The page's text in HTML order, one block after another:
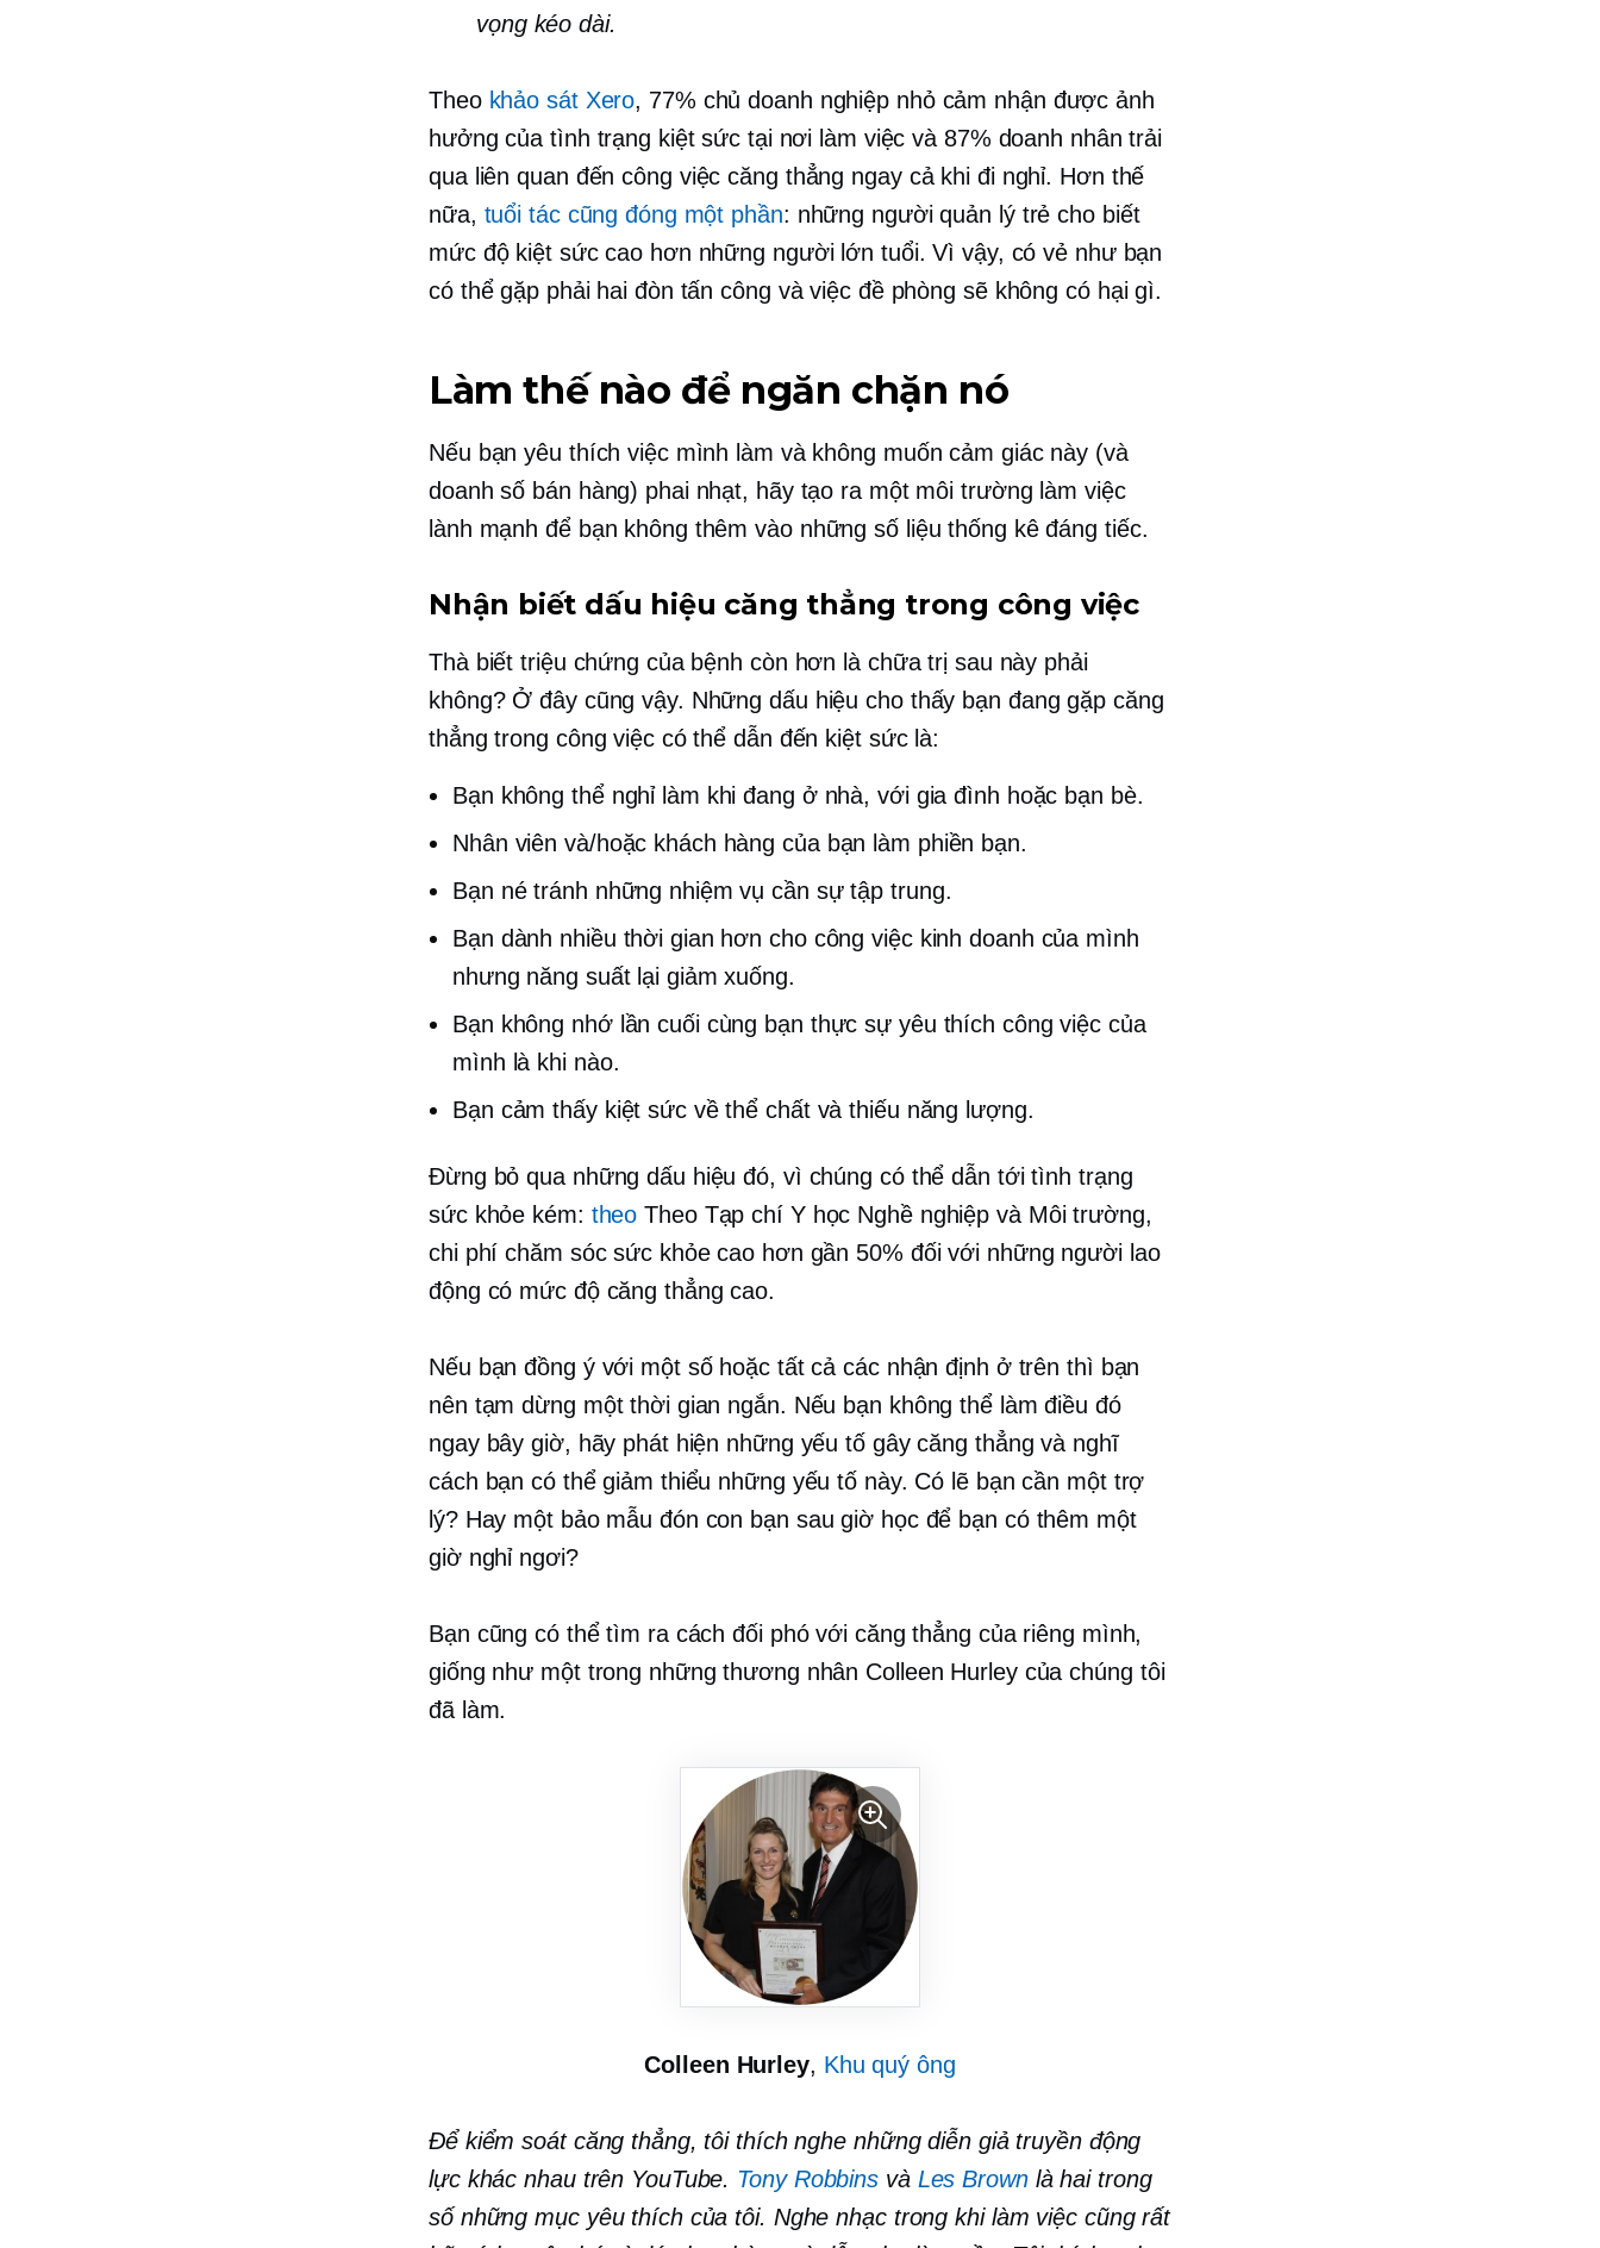
vọng kéo dài.
Theo khảo sát Xero, 77% chủ doanh nghiệp nhỏ cảm nhận được ảnh
hưởng của tình trạng kiệt sức tại nơi làm việc và 87% doanh nhân trải
qua liên quan đến công việc căng thẳng ngay cả khi đi nghỉ. Hơn thế
nữa, tuổi tác cũng đóng một phần: những người quản lý trẻ cho biết
mức độ kiệt sức cao hơn những người lớn tuổi. Vì vậy, có vẻ như bạn
có thể gặp phải hai đòn tấn công và việc đề phòng sẽ không có hại gì.
Làm thế nào để ngăn chặn nó
Nếu bạn yêu thích việc mình làm và không muốn cảm giác này (và
doanh số bán hàng) phai nhạt, hãy tạo ra một môi trường làm việc
lành mạnh để bạn không thêm vào những số liệu thống kê đáng tiếc.
Nhận biết dấu hiệu căng thẳng trong công việc
Thà biết triệu chứng của bệnh còn hơn là chữa trị sau này phải
không? Ở đây cũng vậy. Những dấu hiệu cho thấy bạn đang gặp căng
thẳng trong công việc có thể dẫn đến kiệt sức là:
Bạn không thể nghỉ làm khi đang ở nhà, với gia đình hoặc bạn bè.
Nhân viên và/hoặc khách hàng của bạn làm phiền bạn.
Bạn né tránh những nhiệm vụ cần sự tập trung.
Bạn dành nhiều thời gian hơn cho công việc kinh doanh của mình
nhưng năng suất lại giảm xuống.
Bạn không nhớ lần cuối cùng bạn thực sự yêu thích công việc của
mình là khi nào.
Bạn cảm thấy kiệt sức về thể chất và thiếu năng lượng.
Đừng bỏ qua những dấu hiệu đó, vì chúng có thể dẫn tới tình trạng
sức khỏe kém: theo Theo Tạp chí Y học Nghề nghiệp và Môi trường,
chi phí chăm sóc sức khỏe cao hơn gần 50% đối với những người lao
động có mức độ căng thẳng cao.
Nếu bạn đồng ý với một số hoặc tất cả các nhận định ở trên thì bạn
nên tạm dừng một thời gian ngắn. Nếu bạn không thể làm điều đó
ngay bây giờ, hãy phát hiện những yếu tố gây căng thẳng và nghĩ
cách bạn có thể giảm thiểu những yếu tố này. Có lẽ bạn cần một trợ
lý? Hay một bảo mẫu đón con bạn sau giờ học để bạn có thêm một
giờ nghỉ ngơi?
Bạn cũng có thể tìm ra cách đối phó với căng thẳng của riêng mình,
giống như một trong những thương nhân Colleen Hurley của chúng tôi
đã làm.
Colleen Hurley, Khu quý ông
Để kiểm soát căng thẳng, tôi thích nghe những diễn giả truyền động
lực khác nhau trên YouTube. Tony Robbins và Les Brownlà hai trong
số những mục yêu thích của tôi. Nghe nhạc trong khi làm việc cũng rất